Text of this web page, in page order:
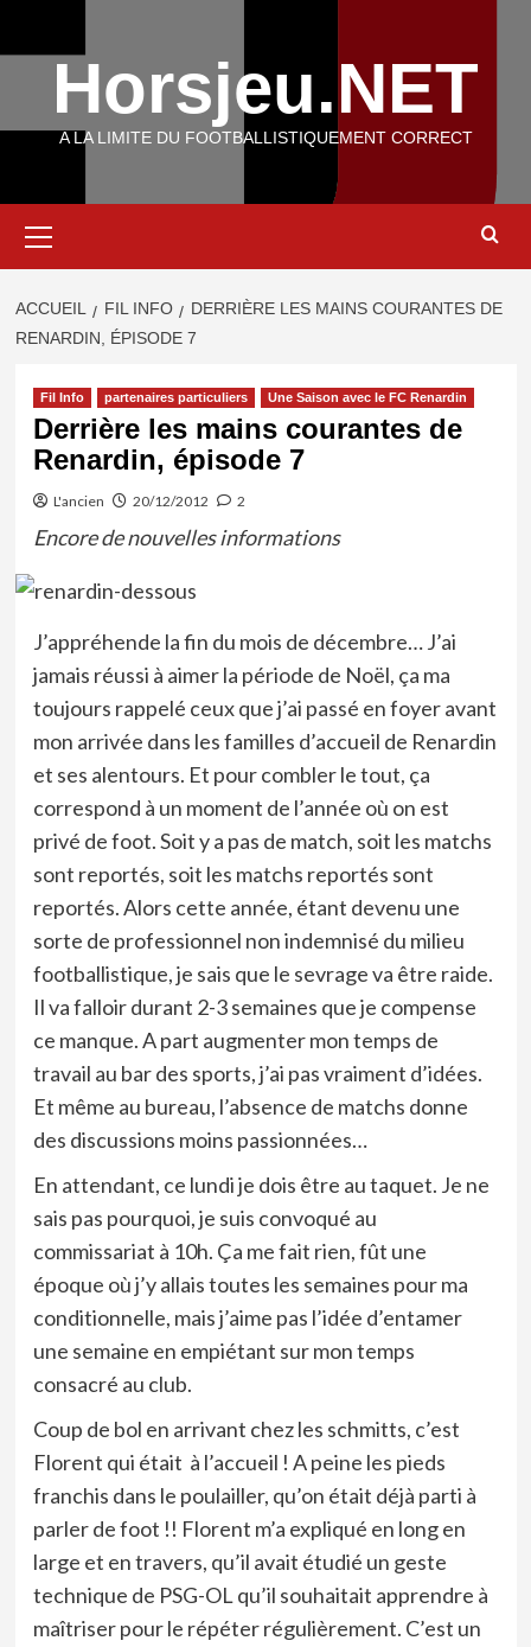
Horsjeu.NET
A LA LIMITE DU FOOTBALLISTIQUEMENT CORRECT
principal
ACCUEIL FIL INFO
DERRIÈRE LES MAINS COURANTES DE
RENARDIN, ÉPISODE 7
Fil Info partenaires particuliers Une Saison avec le FC Renardin
Derrière les mains courantes de
Renardin, épisode 7
L'ancien 20/12/2012 2
Encore de nouvelles informations
J’appréhende la fin du mois de décembre… J’ai
jamais réussi à aimer la période de Noël, ça ma
toujours rappelé ceux que j’ai passé en foyer avant
mon arrivée dans les familles d’accueil de Renardin
et ses alentours. Et pour combler le tout, ça
correspond à un moment de l’année où on est
privé de foot. Soit y a pas de match, soit les matchs
sont reportés, soit les matchs reportés sont
reportés. Alors cette année, étant devenu une
sorte de professionnel non indemnisé du milieu
footballistique, je sais que le sevrage va être raide.
Il va falloir durant 2-3 semaines que je compense
ce manque. A part augmenter mon temps de
travail au bar des sports, j’ai pas vraiment d’idées.
Et même au bureau, l’absence de matchs donne
des discussions moins passionnées…
En attendant, ce lundi je dois être au taquet. Je ne
sais pas pourquoi, je suis convoqué au
commissariat à 10h. Ça me fait rien, fût une
époque où j’y allais toutes les semaines pour ma
conditionnelle, mais j’aime pas l’idée d’entamer
une semaine en empiétant sur mon temps
consacré au club.
Coup de bol en arrivant chez les schmitts, c’est
Florent qui était à l’accueil ! A peine les pieds
franchis dans le poulailler, qu’on était déjà parti à
parler de foot !! Florent m’a expliqué en long en
large et en travers, qu’il avait étudié un geste
technique de PSG-OL qu’il souhaitait apprendre à
maîtriser pour le répéter régulièrement. C’est un